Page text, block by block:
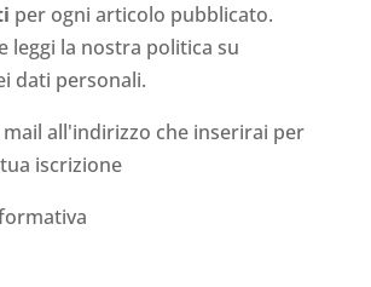
per ogni articolo pubblicato.
leggi la nostra politica su
dati personali.
all'indirizzo che inserirai per
iscrizione